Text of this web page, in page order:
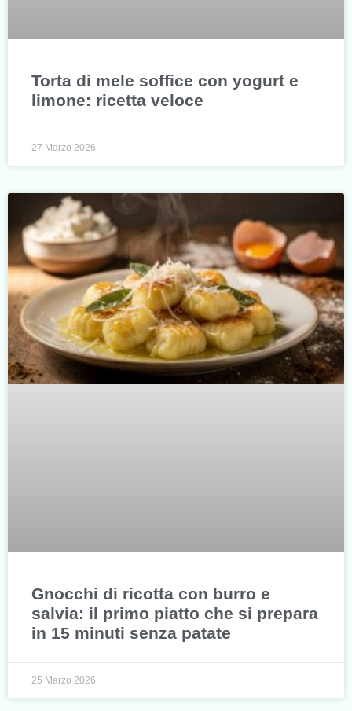
Torta di mele soffice con yogurt e
limone: ricetta veloce
27 Marzo 2026
Gnocchi di ricotta con burro e
salvia: il primo piatto che si prepara
in 15 minuti senza patate
25 Marzo 2026